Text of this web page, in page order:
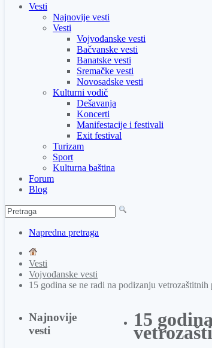
Vesti
Najnovije vesti
Vesti
Vojvođanske vesti
Bačvanske vesti
Banatske vesti
Sremačke vesti
Novosadske vesti
Kulturni vodič
Dešavanja
Koncerti
Manifestacije i festivali
Exit festival
Turizam
Sport
Kulturna baština
Forum
Blog
Napredna pretraga
Vesti
Vojvođanske vesti
15 godina se ne radi na podizanju vetrozaštitnih
Najnovije
vesti
15